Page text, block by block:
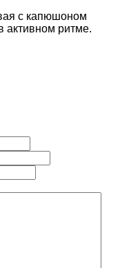
с капюшоном
активном ритме.